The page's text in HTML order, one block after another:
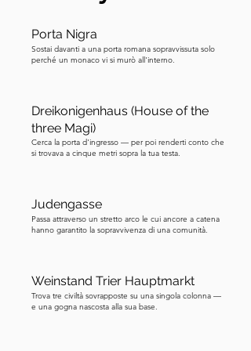
era una grande campagna militare
occidentale per catturare
Gerusalemme e altri siti sacri sotto
predicatore noto come Pietro l'Eremita
arrivò alle porte di Treviri. Ispirò un
grande fervore religioso tra le folle,
portò anche alla violenza. Il primo
giorno della festa ebraica di Pasqua, le
perché furono colpiti quando la
Crociata doveva svolgersi lontano nella
Porta Nigra
Sostai davanti a una porta romana sopravvissuta solo
perché un monaco vi si murò all'interno.
Dreikonigenhaus (House of the
three Magi)
Cerca la porta d'ingresso — per poi renderti conto che
si trovava a cinque metri sopra la tua testa.
Judengasse
Passa attraverso un stretto arco le cui ancore a catena
hanno garantito la sopravvivenza di una comunità.
Weinstand Trier Hauptmarkt
Trova tre civiltà sovrapposte su una singola colonna —
e una gogna nascosta alla sua base.